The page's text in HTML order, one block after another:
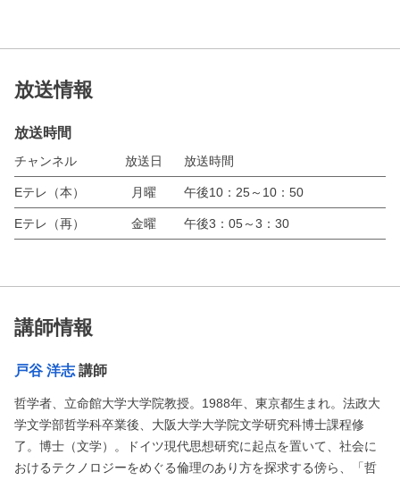
放送情報
放送時間
チャンネル 放送日 放送時間
Eテレ（本） 月曜 午後10：25～10：50
Eテレ（再） 金曜 午後3：05～3：30
講師情報
戸谷 洋志 講師
哲学者、立命館大学大学院教授。1988年、東京都生まれ。法政大
学文学部哲学科卒業後、大阪大学大学院文学研究科博士課程修
了。博士（文学）。ドイツ現代思想研究に起点を置いて、社会に
おけるテクノロジーをめぐる倫理のあり方を探求する傍ら、「哲